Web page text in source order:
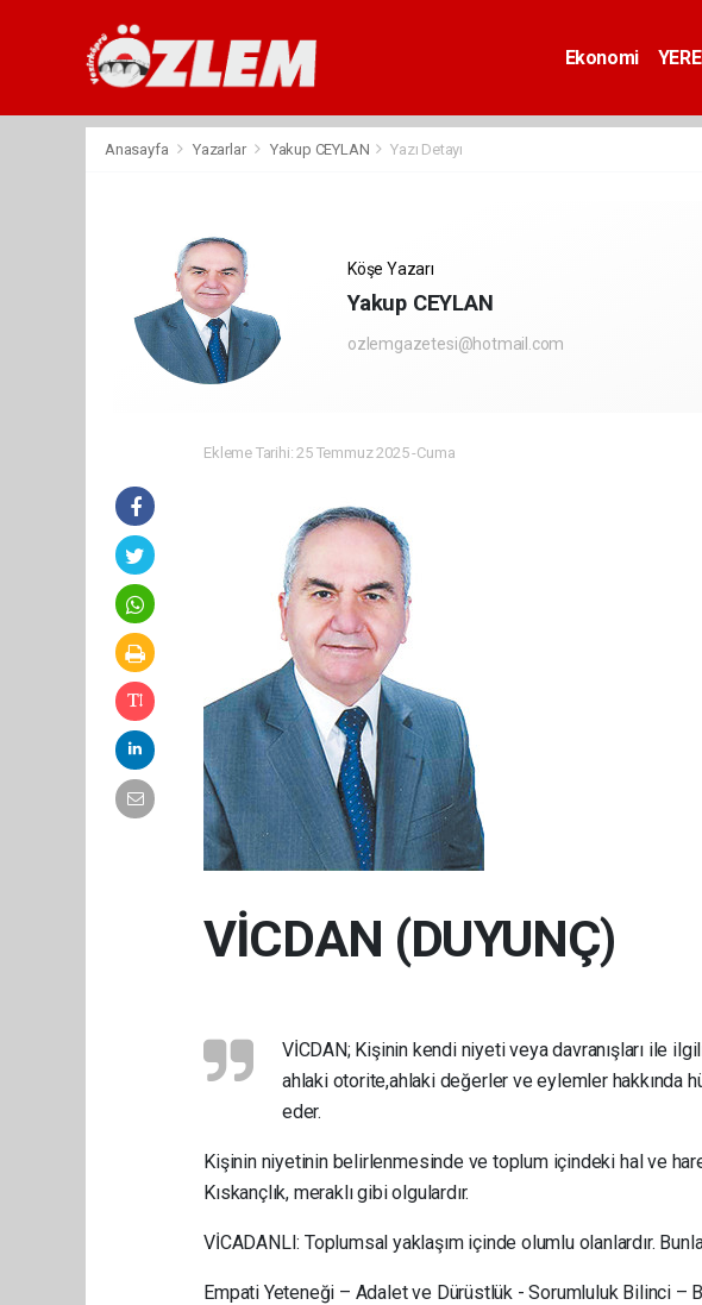
Ekonomi
Anasayfa Yazarlar Yakup CEYLAN Yazı Detayı
Köşe Yazarı
Yakup CEYLAN
ozlemgazetesi@hotmail.com
Ekleme Tarihi: 25 Temmuz 2025 -Cuma
VİCDAN (DUYUNÇ)
VİCDAN; Kişinin kendi niyeti veya davranışları ile
ahlaki otorite,ahlaki değerler ve eylemler hakkında
eder.
Kişinin niyetinin belirlenmesinde ve toplum içindeki hal ve
Kıskançlık,meraklı gibi olgulardır.
VİCADANLI: Toplumsal yaklaşım içinde olumlu olanlardır.
Empati Yeteneği – Adalet ve Dürüstlük - Sorumluluk Bilinci –